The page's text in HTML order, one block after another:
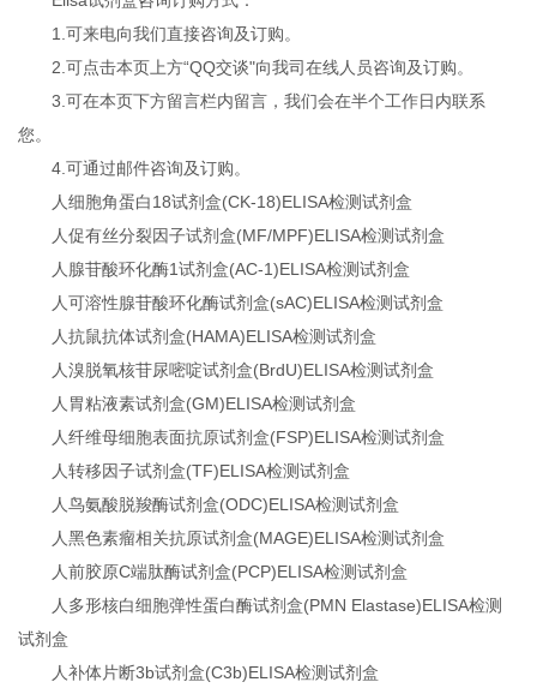
1.可来电向我们直接咨询及订购。
2.可点击本页上方“QQ交谈"向我司在线人员咨询及订购。
3.可在本页下方留言栏内留言，我们会在半个工作日内联系
您。
4.可通过邮件咨询及订购。
人细胞角蛋白18试剂盒(CK-18)ELISA检测试剂盒
人促有丝分裂因子试剂盒(MF/MPF)ELISA检测试剂盒
人腺苷酸环化酶1试剂盒(AC-1)ELISA检测试剂盒
人可溶性腺苷酸环化酶试剂盒(sAC)ELISA检测试剂盒
人抗鼠抗体试剂盒(HAMA)ELISA检测试剂盒
人溴脱氧核苷尿嘧啶试剂盒(BrdU)ELISA检测试剂盒
人胃粘液素试剂盒(GM)ELISA检测试剂盒
人纤维母细胞表面抗原试剂盒(FSP)ELISA检测试剂盒
人转移因子试剂盒(TF)ELISA检测试剂盒
人鸟氨酸脱羧酶试剂盒(ODC)ELISA检测试剂盒
人黑色素瘤相关抗原试剂盒(MAGE)ELISA检测试剂盒
人前胶原C端肽酶试剂盒(PCP)ELISA检测试剂盒
人多形核白细胞弹性蛋白酶试剂盒(PMN Elastase)ELISA检测
试剂盒
人补体片断3b试剂盒(C3b)ELISA检测试剂盒